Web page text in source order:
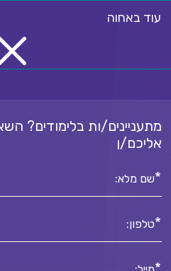
עוד באחוה
מתעניינים/ות בלימודים?
אליכם/ן
שם מלא:*
טלפון:*